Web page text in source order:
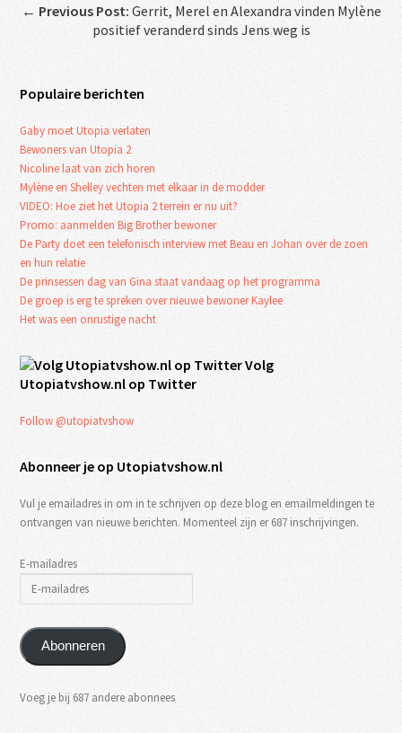
← Previous Post: Gerrit, Merel en Alexandra vinden Mylène
positief veranderd sinds Jens weg is
Populaire berichten
Gaby moet Utopia verlaten
Bewoners van Utopia 2
Nicoline laat van zich horen
Mylène en Shelley vechten met elkaar in de modder
VIDEO: Hoe ziet het Utopia 2 terrein er nu uit?
Promo: aanmelden Big Brother bewoner
De Party doet een telefonisch interview met Beau en Johan over de zoen
en hun relatie
De prinsessen dag van Gina staat vandaag op het programma
De groep is erg te spreken over nieuwe bewoner Kaylee
Het was een onrustige nacht
Volg
Utopiatvshow.nl op Twitter
Follow @utopiatvshow
Abonneer je op Utopiatvshow.nl
Vul je emailadres in om in te schrijven op deze blog en emailmeldingen te
ontvangen van nieuwe berichten. Momenteel zijn er 687 inschrijvingen.
E-mailadres
Abonneren
Voeg je bij 687 andere abonnees